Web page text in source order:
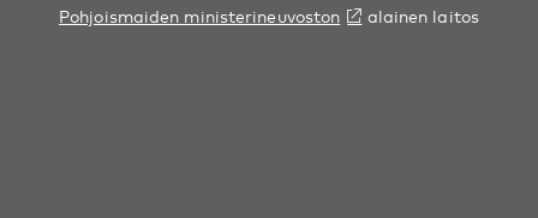
Pohjoismaiden ministerineuvoston alainen laitos